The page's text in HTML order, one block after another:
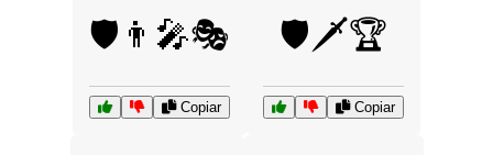
🛡️👨‍🎤🎭
Copiar
🛡️🗡️🏆
Copiar